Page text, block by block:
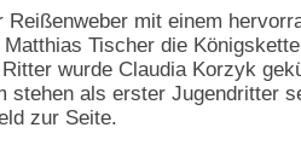
mit einem
Tischer die
wurde Claudia Korzyk
stehen als erster Jugendritter
zur Seite.